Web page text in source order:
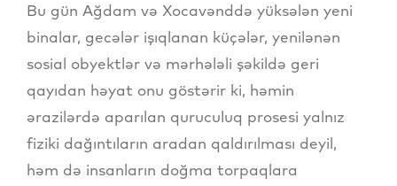
Bu gün Ağdam və Xocavənddə yüksələn yeni
binalar, gecələr işıqlanan küçələr, yenilənən
sosial obyektlər və mərhələli şəkildə geri
qayıdan həyat onu göstərir ki, həmin
ərazilərdə aparılan quruculuq prosesi yalnız
fiziki dağıntıların aradan qaldırılması deyil,
həm də insanların doğma torpaqlara